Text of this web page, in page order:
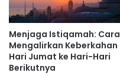
Menjaga Istiqamah: Cara
Mengalirkan Keberkahan
Hari Jumat ke Hari-Hari
Berikutnya